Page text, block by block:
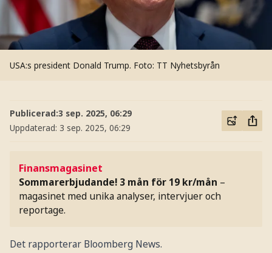
USA:s president Donald Trump. Foto: TT Nyhetsbyrån
Publicerad:3 sep. 2025, 06:29
Uppdaterad: 3 sep. 2025, 06:29
Finansmagasinet
Sommarerbjudande! 3 mån för 19 kr/mån –
magasinet med unika analyser, intervjuer och
reportage.
Det rapporterar Bloomberg News.